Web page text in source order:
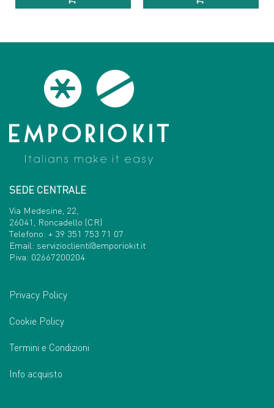
CARRELLO
CARRELLO
SEDE CENTRALE
Via Medesine, 22,
26041, Roncadello (CR)
Telefono: + 39 351 753 71 07
Email: servizioclienti@emporiokit.it
P.iva: 02667200204
Privacy Policy
Cookie Policy
Termini e Condizioni
Info acquisto